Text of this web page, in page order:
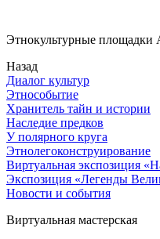
Этнокультурные площадки
Назад
Диалог культур
Этнособытие
Хранитель тайн и истории
Наследие предков
У полярного круга
Этнолегоконструирование
Виртуальная экспозиция
Экспозиция «Легенды
Новости и события
Виртуальная мастерская